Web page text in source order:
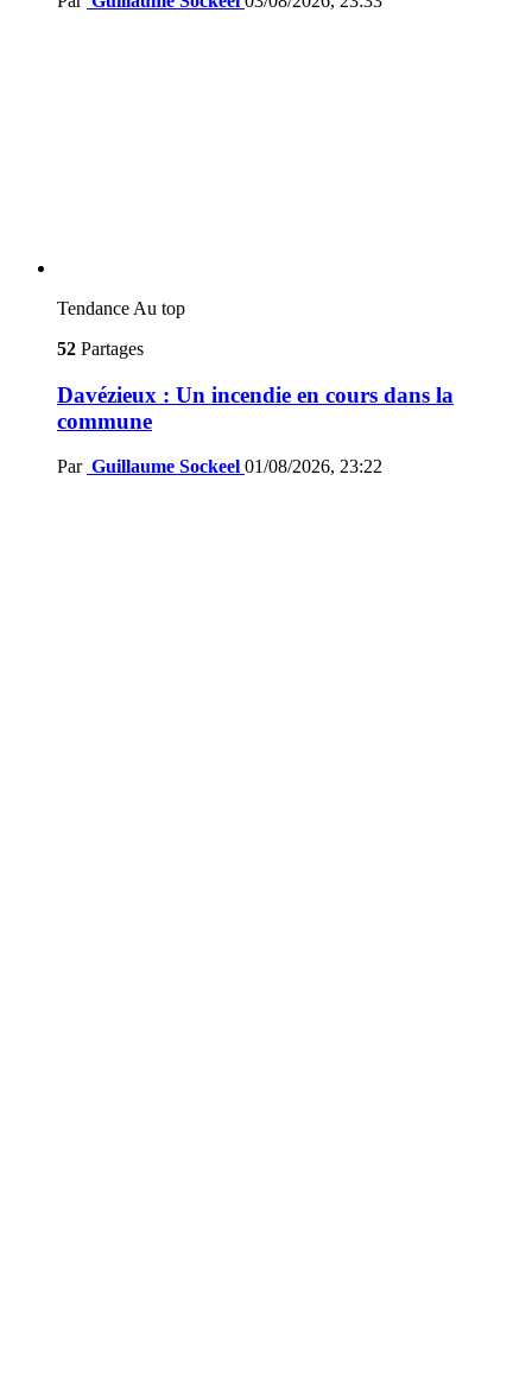
Tendance Au top
52 Partages
Davézieux : Un incendie en cours dans la
commune
Par Guillaume Sockeel 01/08/2026, 23:22